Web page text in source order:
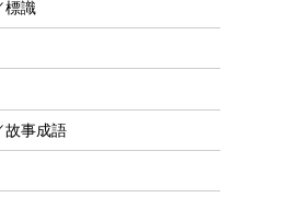
標識
故事成語